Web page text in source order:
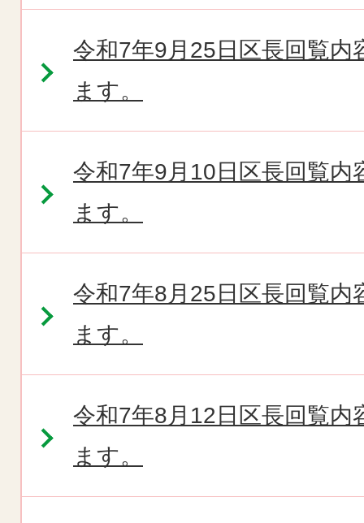
令和7年9月25日区長回覧
ます。
令和7年9月10日区長回覧
ます。
令和7年8月25日区長回覧
ます。
令和7年8月12日区長回覧
ます。